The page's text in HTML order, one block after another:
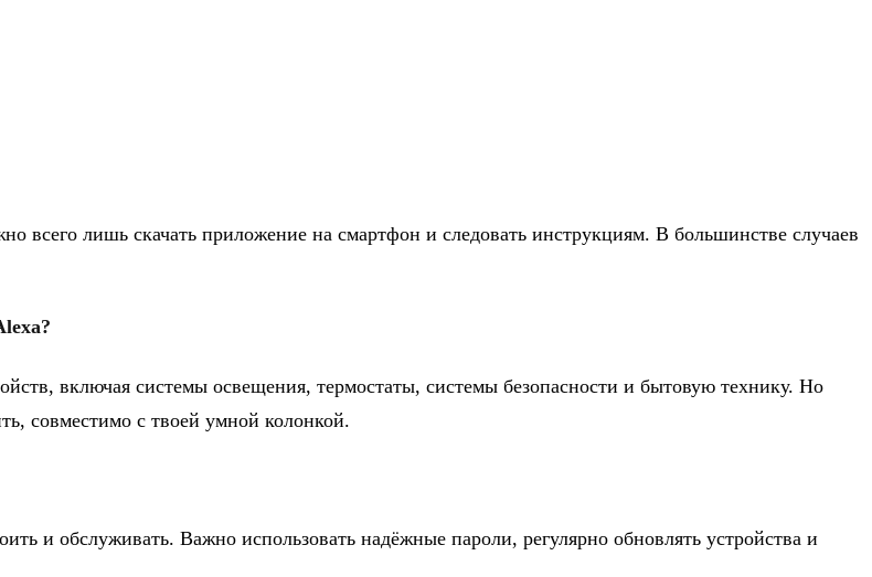
всего лишь скачать приложение на смартфон и следовать инструкциям. В большинстве случаев
включая системы освещения, термостаты, системы безопасности и бытовую технику. Но
совместимо с твоей умной колонкой.
и обслуживать. Важно использовать надёжные пароли, регулярно обновлять устройства и